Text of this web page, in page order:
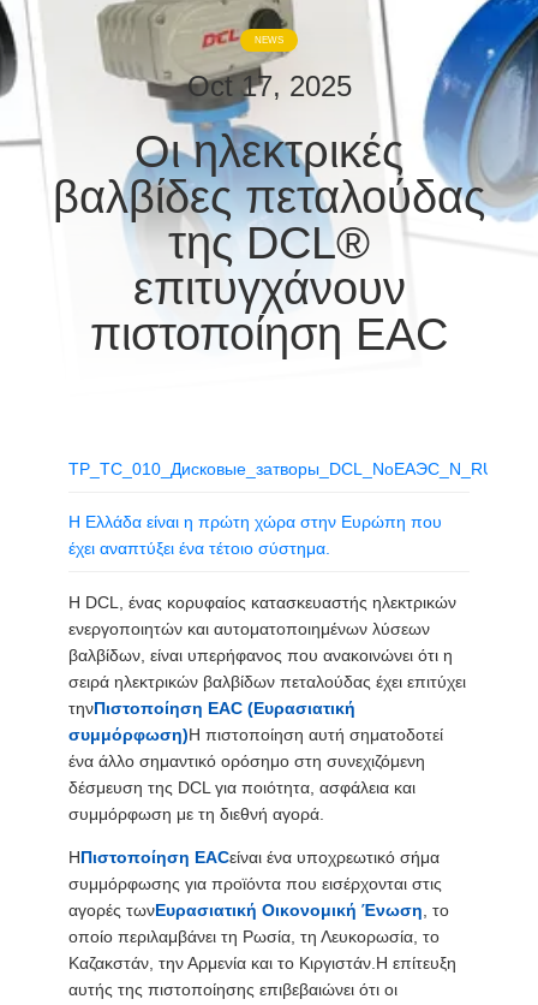
ΓΎΡΟΣ
ΕΡΓΟΣΤΑΣΊΩΝ
ΠΟΙΟΤΙΚΌΣ
ΈΛΕΓΧΟΣ
ΈΝΑ
SITEMAP
PRIVACY
NEWS
Oct 17, 2025
Οι ηλεκτρικές
βαλβίδες πεταλούδας
της DCL®
επιτυγχάνουν
πιστοποίηση EAC
Η Ελλάδα είναι η πρώτη χώρα στην Ευρώπη που
έχει αναπτύξει ένα τέτοιο σύστημα.
Η DCL, ένας κορυφαίος κατασκευαστής ηλεκτρικών
ενεργοποιητών και αυτοματοποιημένων λύσεων
βαλβίδων, είναι υπερήφανος που ανακοινώνει ότι η
σειρά ηλεκτρικών βαλβίδων πεταλούδας έχει επιτύχει
τηνΠιστοποίηση EAC (Ευρασιατική
συμμόρφωση)Η πιστοποίηση αυτή σηματοδοτεί
ένα άλλο σημαντικό ορόσημο στη συνεχιζόμενη
δέσμευση της DCL για ποιότητα, ασφάλεια και
συμμόρφωση με τη διεθνή αγορά.
ΗΠιστοποίηση EACείναι ένα υποχρεωτικό σήμα
συμμόρφωσης για προϊόντα που εισέρχονται στις
αγορές τωνΕυρασιατική Οικονομική Ένωση, το
οποίο περιλαμβάνει τη Ρωσία, τη Λευκορωσία, το
Καζακστάν, την Αρμενία και το Κιργιστάν.Η επίτευξη
αυτής της πιστοποίησης επιβεβαιώνει ότι οι